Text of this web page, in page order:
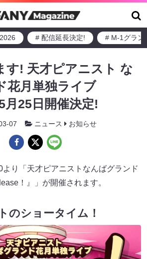
# 配信延長決定! # M-1グラン
す! 天才ピアニスト な
花月単独ライブ
月25日開催決定!
07 ニュース お知らせ
り「天才ピアニストなんばグランド
！』」が開催されます。
のショータイム！